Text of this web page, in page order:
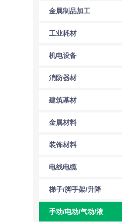
金属制品加工
工业耗材
机电设备
消防器材
建筑基材
金属材料
装饰材料
电线电缆
梯子/脚手架/升降
机
手动/电动/气动/液